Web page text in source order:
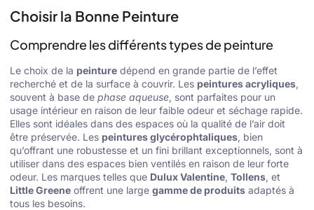
Choisir la Bonne Peinture
Comprendre les différents types de peinture
Le choix de la peinture dépend en grande partie de l’effet
recherché et de la surface à couvrir. Les peintures acryliques,
souvent à base de phase aqueuse, sont parfaites pour un
usage intérieur en raison de leur faible odeur et séchage rapide.
Elles sont idéales dans des espaces où la qualité de l’air doit
être préservée. Les peintures glycérophtaliques, bien
qu’offrant une robustesse et un fini brillant exceptionnels, sont à
utiliser dans des espaces bien ventilés en raison de leur forte
odeur. Les marques telles que Dulux Valentine, Tollens, et
Little Greene offrent une large gamme de produits adaptés à
tous les besoins.